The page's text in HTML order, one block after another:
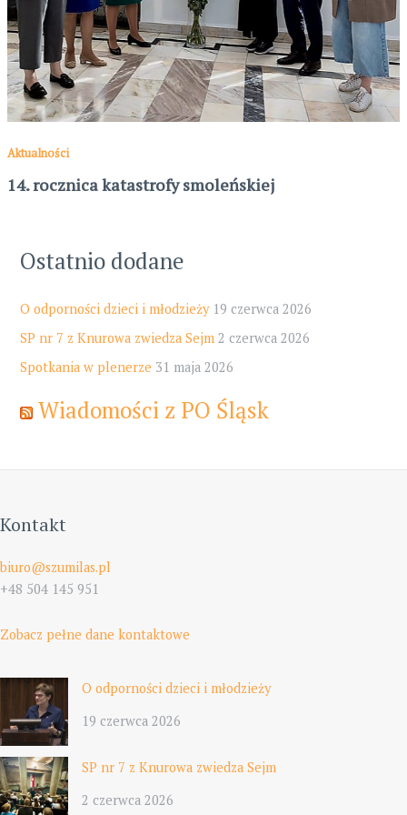
Aktualności
14. rocznica katastrofy smoleńskiej
Ostatnio dodane
O odporności dzieci i młodzieży 19 czerwca 2026
SP nr 7 z Knurowa zwiedza Sejm 2 czerwca 2026
Spotkania w plenerze 31 maja 2026
Wiadomości z PO Śląsk
Kontakt
biuro@szumilas.pl
+48 504 145 951
Zobacz pełne dane kontaktowe
O odporności dzieci i młodzieży
19 czerwca 2026
SP nr 7 z Knurowa zwiedza Sejm
2 czerwca 2026